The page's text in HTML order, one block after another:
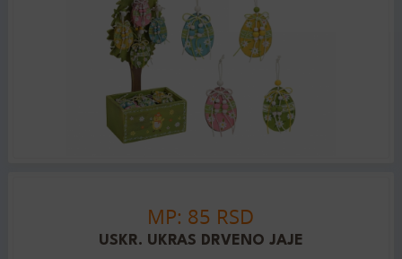
MP: 85 RSD
USKR. UKRAS DRVENO JAJE